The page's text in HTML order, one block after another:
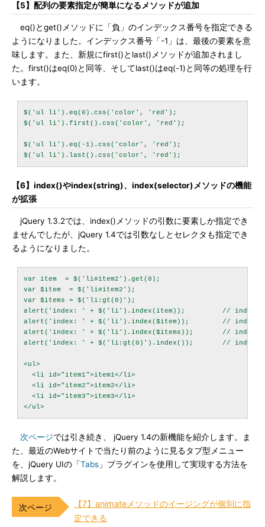
【5】配列の要素指定が簡単になるメソッドが追加
eq()とget()メソッドに「負」のインデックス番号を指定できる
ようになりました。インデックス番号「-1」は、最後の要素を意
味します。また、新規にfirst()とlast()メソッドが追加されまし
た。first()はeq(0)と同等、そしてlast()はeq(-1)と同等の処理を行
います。
$('ul li').eq(0).css('color', 'red');
$('ul li').first().css('color', 'red');
$('ul li').eq(-1).css('color', 'red');
【6】index()やindex(string)、index(selector)メソッドの機能
が拡張
jQuery 1.3.2では、index()メソッドの引数に要素しか指定でき
ませんでしたが、jQuery 1.4では引数なしとセレクタも指定でき
るようになりました。
var item  = $('li#item2').get(0);
var $item  = $('li#item2');
var $items = $('li:gt(0)');
alert('index: ' + $('li').index(item));   	// index: 1
alert('index: ' + $('li').index($item));  	// index: 1
alert('index: ' + $('li').index($items)); 	// index: 1
alert('index: ' + $('li:gt(0)').index()); 	// index: 1
<ul>
  <li id="item1">item1</li>
  <li id="item2">item2</li>
  <li id="item3">item3</li>
次ページでは引き続き、 jQuery 1.4の新機能を紹介します。ま
た、最近のWebサイトで当たり前のように見るタブ型メニュー
を、jQuery UIの「Tabs 」プラグインを使用して実現する方法を
解説します。
【7】animateメソッドのイージングが個別に指
定できる